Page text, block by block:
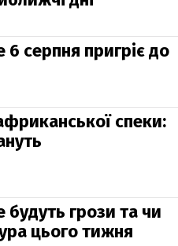
6 серпня пригріє до
спеки:
будуть грози та чи
цього тижня